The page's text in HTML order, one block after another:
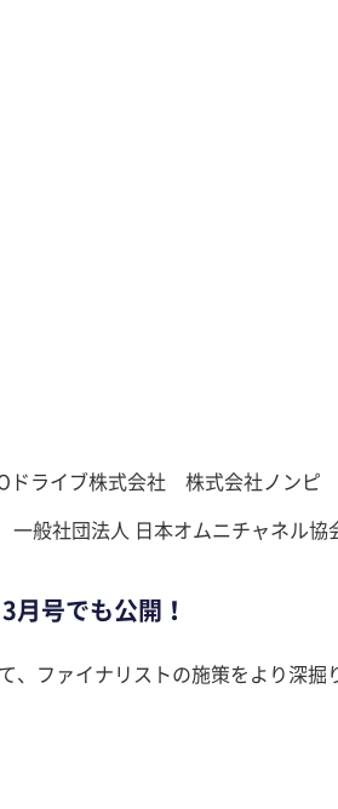
ライブ株式会社 株式会社ノンピ
般社団法人 日本オムニチャネル協
月号でも公開！
、ファイナリストの施策をより深掘